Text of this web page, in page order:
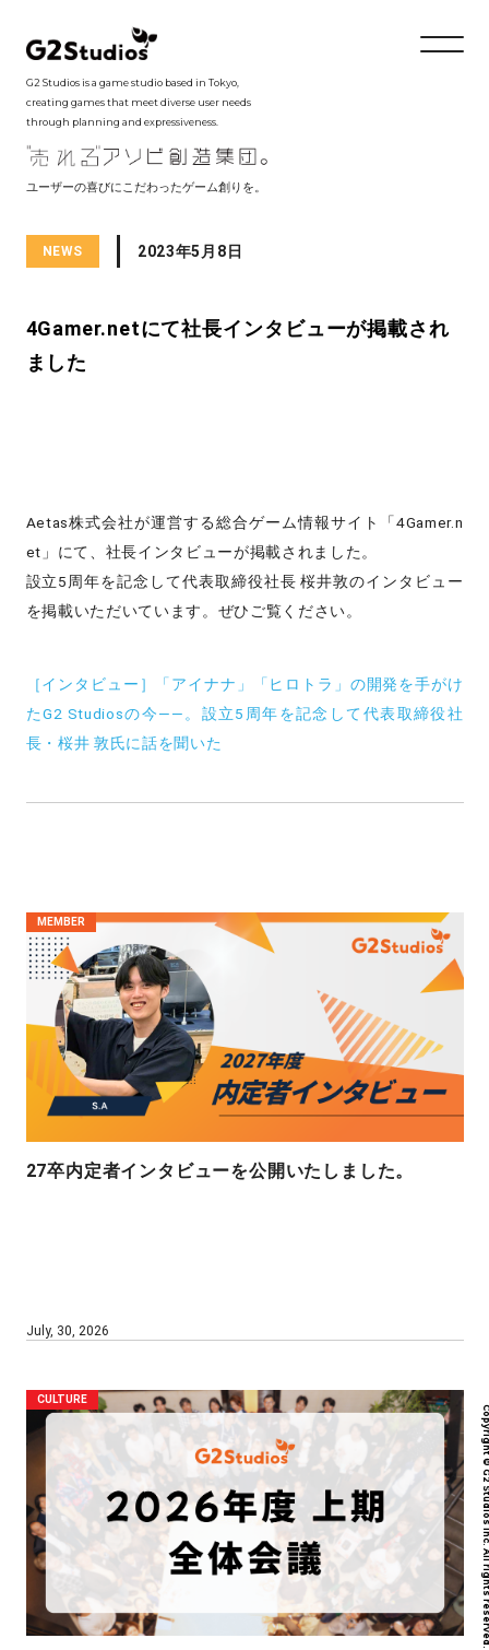
Copyright © G2
G2 Studios is a game studio based in Tokyo,
creating games that meet diverse user needs
through planning and expressiveness.
ユーザーの喜びにこだわったゲーム創りを。
NEWS 2023年5月8日
4Gamer.netにて社長インタビューが掲載され
ました
Aetas株式会社が運営する総合ゲーム情報サイト「4Gamer.n
et」にて、社長インタビューが掲載されました。
設立5周年を記念して代表取締役社長 桜井敦のインタビュー
を掲載いただいています。ぜひご覧ください。
［インタビュー］「アイナナ」「ヒロトラ」の開発を手がけ
たG2 Studiosの今――。設立5周年を記念して代表取締役社
長・桜井 敦氏に話を聞いた
MEMBER
27卒内定者インタビューを公開いたしました。
July, 30, 2026
CULTURE